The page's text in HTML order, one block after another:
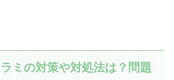
ミの対策や対処法は？問題